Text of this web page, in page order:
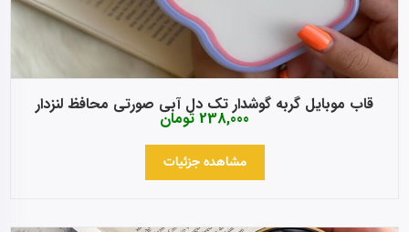
قاب موبایل گربه گوشدار تک دل آبی صورتی محافظ لنزدار
238,000 تومان
مشاهده جزئیات